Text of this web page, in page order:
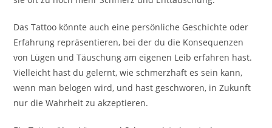
Das Tattoo könnte auch eine persönliche Geschichte oder
Erfahrung repräsentieren, bei der du die Konsequenzen
von Lügen und Täuschung am eigenen Leib erfahren hast.
Vielleicht hast du gelernt, wie schmerzhaft es sein kann,
wenn man belogen wird, und hast geschworen, in Zukunft
nur die Wahrheit zu akzeptieren.